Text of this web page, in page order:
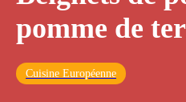
pomme de
Cuisine Européenne